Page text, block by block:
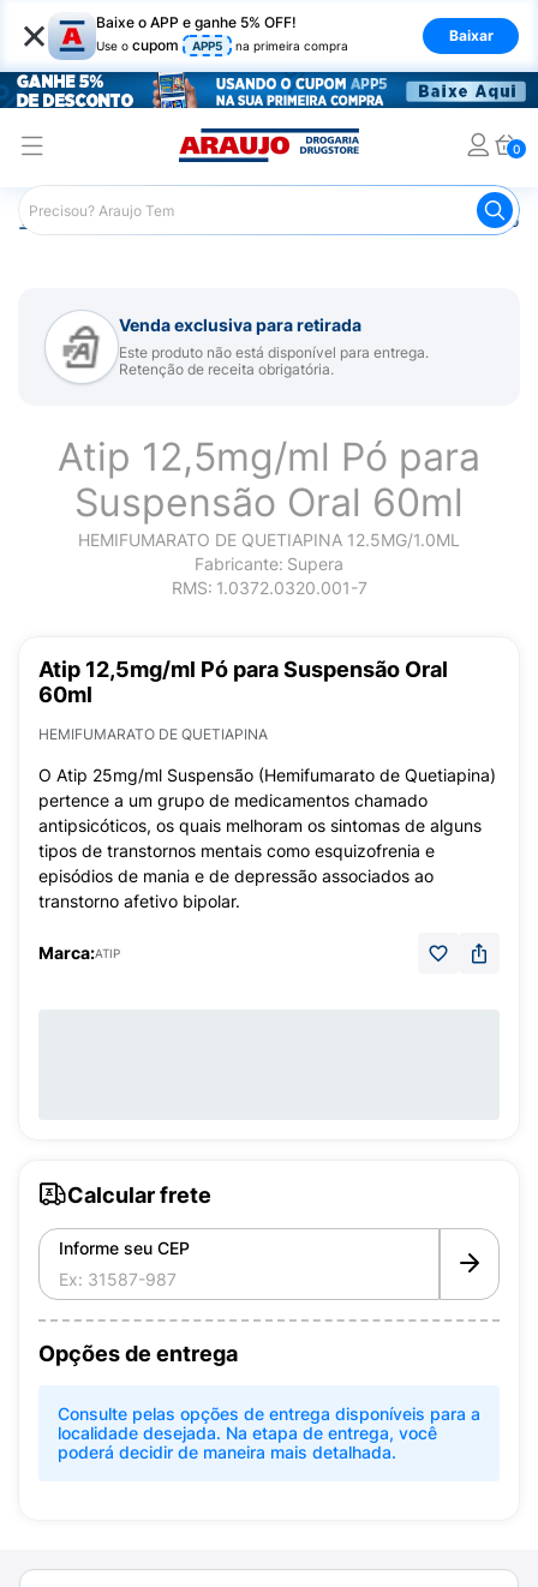
× Baixe o APP e ganhe 5% OFF!
Use o cupom APP5 na primeira compra
Baixar
0
Araujo Medicamentos Remédio para Sistema Nervoso
Venda exclusiva para retirada
Este produto não está disponível para entrega.
Retenção de receita obrigatória.
Atip 12,5mg/ml Pó para
Suspensão Oral 60ml
HEMIFUMARATO DE QUETIAPINA 12.5MG/1.0ML
Fabricante: Supera
RMS: 1.0372.0320.001-7
Atip 12,5mg/ml Pó para Suspensão Oral
60ml
HEMIFUMARATO DE QUETIAPINA
O Atip 25mg/ml Suspensão (Hemifumarato de Quetiapina)
pertence a um grupo de medicamentos chamado
antipsicóticos, os quais melhoram os sintomas de alguns
tipos de transtornos mentais como esquizofrenia e
episódios de mania e de depressão associados ao
transtorno afetivo bipolar.
Marca:ATIP
Calcular frete
Informe seu CEP
Opções de entrega
Consulte pelas opções de entrega disponíveis para a
localidade desejada. Na etapa de entrega, você
poderá decidir de maneira mais detalhada.